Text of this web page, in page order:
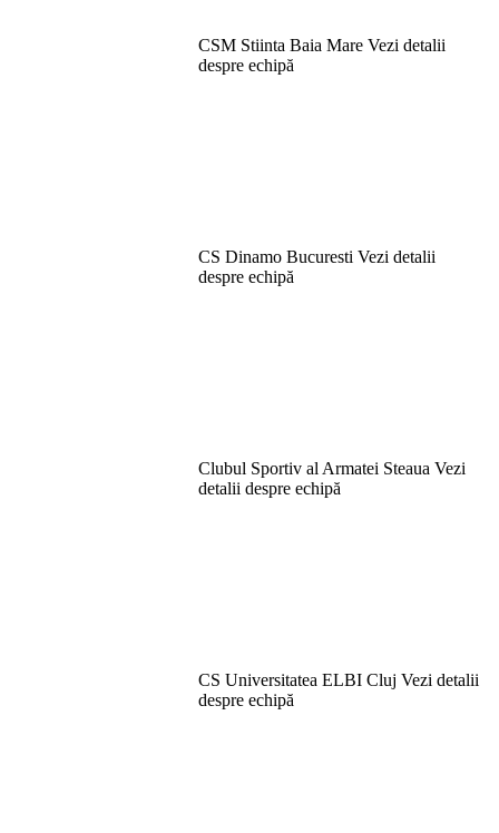
CSM Stiinta Baia Mare Vezi detalii
despre echipă
CS Dinamo Bucuresti Vezi detalii
despre echipă
Clubul Sportiv al Armatei Steaua Vezi
detalii despre echipă
CS Universitatea ELBI Cluj Vezi detalii
despre echipă